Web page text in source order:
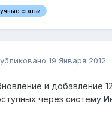
статьи
19 Января 2012
и добавление
через систему